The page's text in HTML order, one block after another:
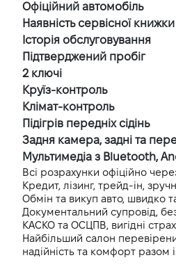
Офіційний автомобіль
Наявність сервісної книжки
Історія обслуговування
Підтверджений пробіг
2 ключі
Круїз-контроль
Клімат-контроль
Підігрів передніх сiдінь
Задня камера, задні та
Мультимедіа з Bluetooth,
Всі розрахунки офіційно
Кредит, лізинг, трейд-ін,
Обмін та викуп авто, швидко
Документальний супровід,
КАСКО та ОСЦПВ, вигідні
Найбільший салон
надійність та комфорт разом